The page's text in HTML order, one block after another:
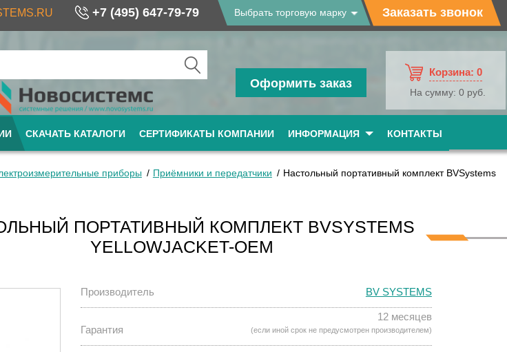
+7 (495) 647-79-79 Выбрать торговую марку Заказать звонок
Оформить заказ
Корзина: 0
На сумму: 0 руб.
СКАЧАТЬ КАТАЛОГИ СЕРТИФИКАТЫ КОМПАНИИ ИНФОРМАЦИЯ КОНТАКТЫ
приборы Приёмники и передатчики
Настольный портативный комплект BVSystems
ПОРТАТИВНЫЙ КОМПЛЕКТ BVSYSTEMS
YELLOWJACKET-OEM
Производитель BV SYSTEMS
Гарантия
12 месяцев
(если иной срок не предусмотрен производителем)